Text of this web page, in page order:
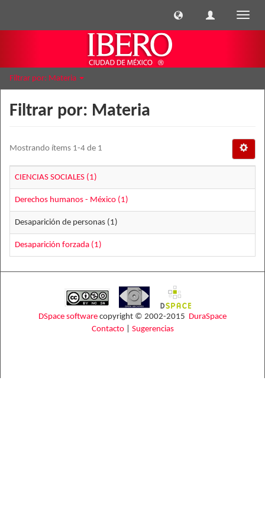
Filtrar por: Materia
Filtrar por: Materia
Mostrando ítems 1-4 de 1
CIENCIAS SOCIALES (1)
Derechos humanos - México (1)
Desaparición de personas (1)
Desaparición forzada (1)
DSpace software copyright © 2002-2015 DuraSpace
Contacto| Sugerencias